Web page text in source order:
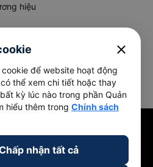
hiệu
HÀNG HOÁ
hàng hoá
hoá
close
để website hoạt động
thể xem chi tiết hoặc thay
kỳ lúc nào trong phần Quản
hiểu thêm trong Chính sách
nhận tất cả